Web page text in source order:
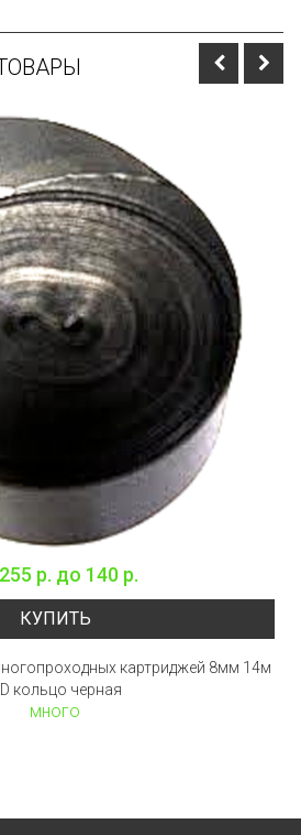
255 р. до 140 р.
КУПИТЬ
картриджей 8мм 14м
кольцо черная
много